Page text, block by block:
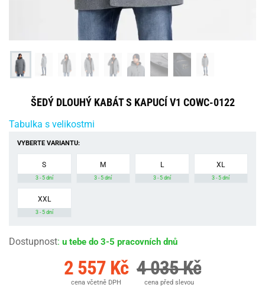
ŠEDÝ DLOUHÝ KABÁT S KAPUCÍ V1 COWC-0122
Tabulka s velikostmi
VYBERTE VARIANTU:
S
3 - 5 dní
M
3 - 5 dní
L
3 - 5 dní
XL
3 - 5 dní
XXL
3 - 5 dní
Dostupnost: u tebe do 3-5 pracovních dnů
2 557 Kč
cena včetně DPH
4 035 Kč
cena před slevou